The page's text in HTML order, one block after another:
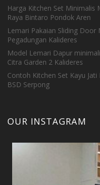
Harga Kitchen Set Minimalis
Raya Bintaro Pondok Aren
Lemari Pakaian Sliding
Pegadungan Kalideres
Model Lemari Dapur
Citra Garden 2 Kalideres
Contoh Kitchen Set Kayu
BSD Serpong
OUR INSTAGRAM